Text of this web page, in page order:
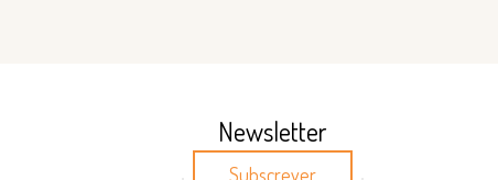
Newsletter
Subscrever